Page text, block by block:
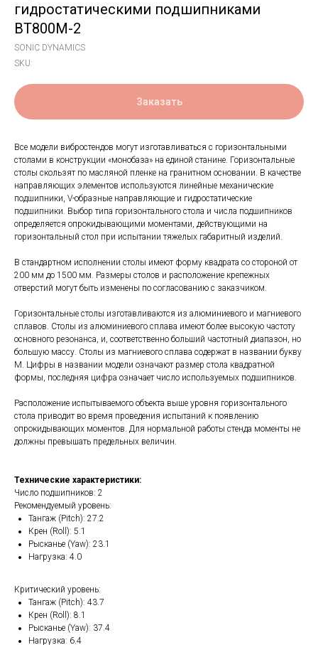
гидростатическими подшипниками
BT800M-2
SONIC DYNAMICS
SKU:
Заказать
Все модели вибростендов могут изготавливаться с горизонтальными
столами в конструкции «монобаза» на единой станине. Горизонтальные
столы скользят по масляной пленке на гранитном основании. В качестве
направляющих элементов используются линейные механические
подшипники, V-образные направляющие и гидростатические
подшипники. Выбор типа горизонтального стола и числа подшипников
определяется опрокидывающими моментами, действующими на
горизонтальный стол при испытании тяжелых габаритный изделий.
В стандартном исполнении столы имеют форму квадрата со стороной от
200 мм до 1500 мм. Размеры столов и расположение крепежных
отверстий могут быть изменены по согласованию с заказчиком.
Горизонтальные столы изготавливаются из алюминиевого и магниевого
сплавов. Столы из алюминиевого сплава имеют более высокую частоту
основного резонанса, и, соответственно больший частотный диапазон, но
большую массу. Столы из магниевого сплава содержат в названии букву
M. Цифры в названии модели означают размер стола квадратной
формы, последняя цифра означает число используемых подшипников.
Расположение испытываемого объекта выше уровня горизонтального
стола приводит во время проведения испытаний к появлению
опрокидывающих моментов. Для нормальной работы стенда моменты не
должны превышать предельных величин.
Технические характеристики:
Число подшипников: 2
Рекомендуемый уровень:
Тангаж (Pitch): 27.2
Крен (Roll): 5.1
Рысканье (Yaw): 23.1
Нагрузка: 4.0
Критический уровень:
Тангаж (Pitch): 43.7
Крен (Roll): 8.1
Рысканье (Yaw): 37.4
Нагрузка: 6.4